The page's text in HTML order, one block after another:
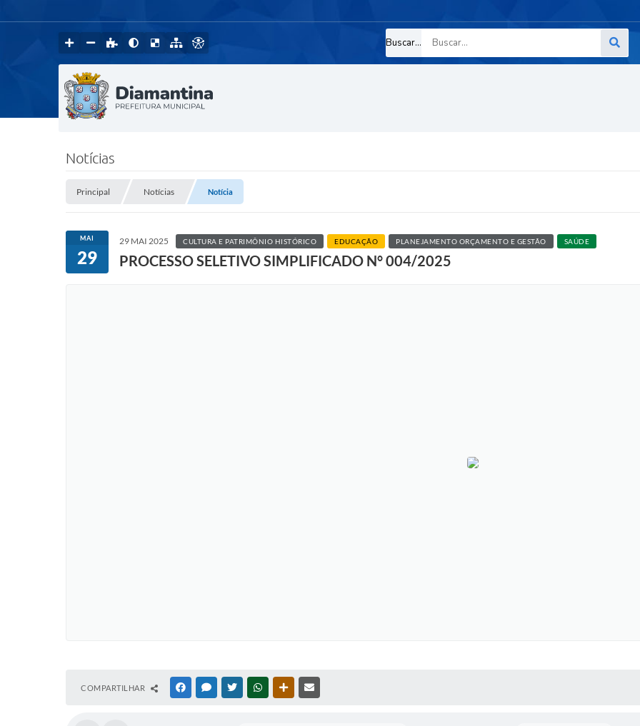
Buscar...
Notícias
Principal Notícias Notícia
MAI
29
29 MAI 2025 CULTURA E PATRIMÔNIO HISTÓRICO EDUCAÇÃO PLANEJAMENTO ORÇAMENTO E GESTÃO SAÚDE
PROCESSO SELETIVO SIMPLIFICADO N° 004/2025
COMPARTILHAR FACEBOOKMESSENGER
TWITTERWHATSAPPOUTRAS MÍDIAS